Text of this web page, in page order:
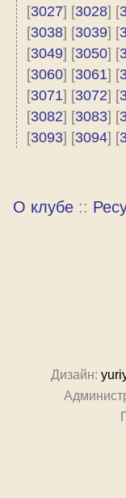
[3027] [3028] [
[3038] [3039] [
[3049] [3050] [
[3060] [3061] [
[3071] [3072] [
[3082] [3083] [
[3093] [3094] [
О клубе ::
Дизайн: